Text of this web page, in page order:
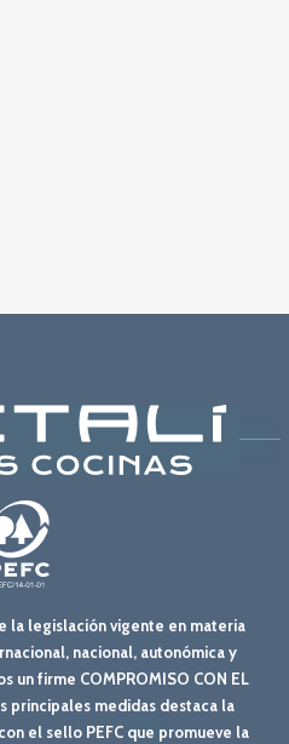
la legislación vigente en materia
nacional, autonómica y
un firme COMPROMISO CON EL
principales medidas destaca la
el sello PEFC que promueve la